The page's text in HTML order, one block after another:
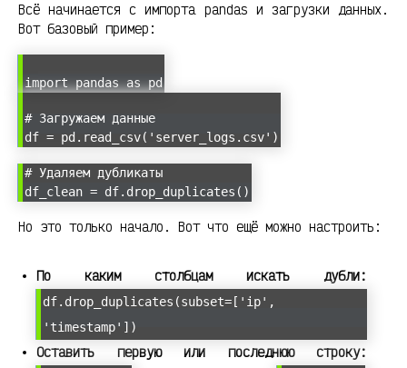
Всё начинается с импорта pandas и загрузки данных.
Вот базовый пример:
import pandas as pd
# Загружаем данные
df = pd.read_csv('server_logs.csv')
# Удаляем дубликаты
df_clean = df.drop_duplicates()
Но это только начало. Вот что ещё можно настроить:
По каким столбцам искать дубли:
df.drop_duplicates(subset=['ip',
'timestamp'])
Оставить первую или последнюю строку: